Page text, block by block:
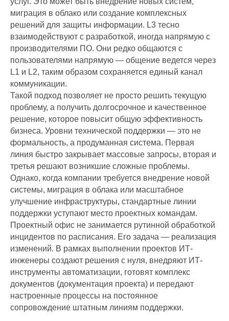
миграция в облако или создание комплексных
решений для защиты информации. L3 тесно
взаимодействуют с разработкой, иногда напрямую с
производителями ПО. Они редко общаются с
пользователями напрямую — общение ведется через
L1 и L2, таким образом сохраняется единый канал
коммуникации.
Такой подход позволяет не просто решить текущую
проблему, а получить долгосрочное и качественное
решение, которое повысит общую эффективность
бизнеса. Уровни технической поддержки — это не
формальность, а продуманная система. Первая
линия быстро закрывает массовые запросы, вторая и
третья решают возникшие сложные проблемы.
Однако, когда компании требуется внедрение новой
системы, миграция в облака или масштабное
улучшение инфраструктуры, стандартные линии
поддержки уступают место проектных командам.
Проектный офис не занимается рутинной обработкой
инцидентов по расписания. Его задача — реализация
изменений. В рамках выполнении проектов ИТ-
инженеры создают решения с нуля, внедряют ИТ-
инструменты автоматизации, готовят комплекс
документов (документация проекта) и передают
настроенные процессы на постоянное
сопровождение штатным линиям поддержки.
Программное обеспечение
Комплексное
импортозамещение
Соответствие
требованиям ФЗ-117
Импортозамещение
Выездная
техническая
поддержка
ИТ аутстаффинг
ИТ для медицины
Удаленные услуги
Комплексные услуги
ИТ-аутсорсинг